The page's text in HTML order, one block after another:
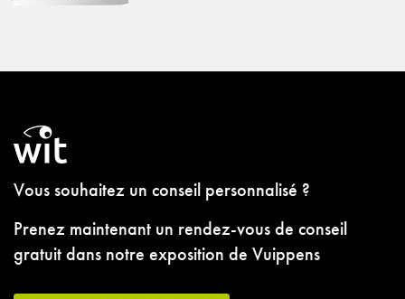
Vous souhaitez un conseil personnalisé ?
Prenez maintenant un rendez-vous de conseil
gratuit dans notre exposition de Vuippens